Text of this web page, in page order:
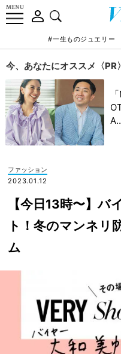
#一生ものジュエリー
今、あなたにオススメ〈PR〉
A
を
ファッション
2023.01.12
【今日13時〜】バ
ト！冬のマンネリ
ム